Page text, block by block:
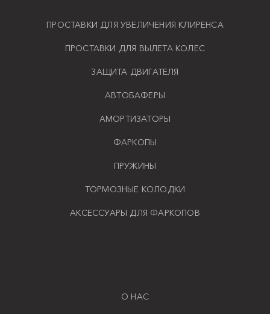
ПРОСТАВКИ ДЛЯ УВЕЛИЧЕНИЯ КЛИРЕНСА
ПРОСТАВКИ ДЛЯ ВЫЛЕТА КОЛЕС
ЗАЩИТА ДВИГАТЕЛЯ
АВТОБАФЕРЫ
АМОРТИЗАТОРЫ
ФАРКОПЫ
ПРУЖИНЫ
ТОРМОЗНЫЕ КОЛОДКИ
АКСЕССУАРЫ ДЛЯ ФАРКОПОВ
О НАС